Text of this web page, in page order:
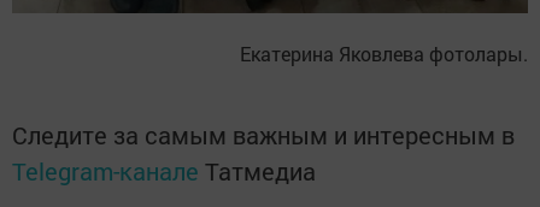
Екатерина Яковлева фотолары.
Следите за самым важным и интересным в
Telegram-канале Татмедиа